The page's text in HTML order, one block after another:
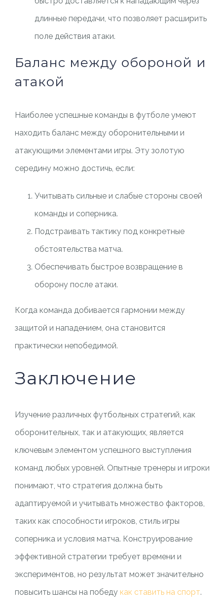
длинные передачи, что позволяет расширить
поле действия атаки.
Баланс между обороной и
атакой
Наиболее успешные команды в футболе умеют
находить баланс между оборонительными и
атакующими элементами игры. Эту золотую
середину можно достичь, если:
Учитывать сильные и слабые стороны своей
команды и соперника.
Подстраивать тактику под конкретные
обстоятельства матча.
Обеспечивать быстрое возвращение в
оборону после атаки.
Когда команда добивается гармонии между
защитой и нападением, она становится
практически непобедимой.
Заключение
Изучение различных футбольных стратегий, как
оборонительных, так и атакующих, является
ключевым элементом успешного выступления
команд любых уровней. Опытные тренеры и игроки
понимают, что стратегия должна быть
адаптируемой и учитывать множество факторов,
таких как способности игроков, стиль игры
соперника и условия матча. Конструирование
эффективной стратегии требует времени и
экспериментов, но результат может значительно
повысить шансы на победу как ставить на спорт.